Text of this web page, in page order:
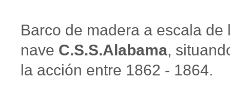
Barco de madera a escala de
nave C.S.S.Alabama,
la acción entre 1862 - 1864.